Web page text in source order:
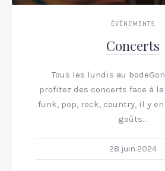
ÉVÉNEMENTS
Concerts
Tous les lundis au
profitez des concerts face à
funk, pop, rock, country, il y
goûts…
28 juin 2024